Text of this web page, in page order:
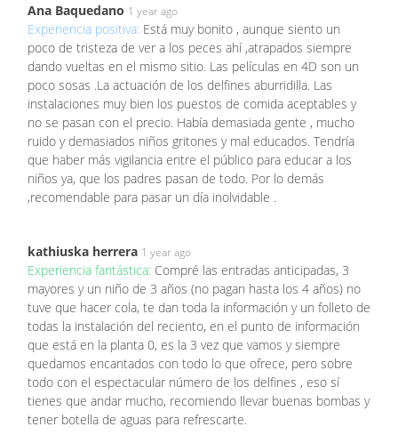
Ana Baquedano 1 year ago
Experiencia positiva: Está muy bonito , aunque siento un
poco de tristeza de ver a los peces ahí ,atrapados siempre
dando vueltas en el mismo sitio. Las películas en 4D son un
poco sosas .La actuación de los delfines aburridilla. Las
instalaciones muy bien los puestos de comida aceptables y
no se pasan con el precio. Había demasiada gente , mucho
ruido y demasiados niños gritones y mal educados. Tendría
que haber más vigilancia entre el público para educar a los
niños ya, que los padres pasan de todo. Por lo demás
,recomendable para pasar un día inolvidable .
kathiuska herrera 1 year ago
Experiencia fantástica: Compré las entradas anticipadas, 3
mayores y un niño de 3 años (no pagan hasta los 4 años) no
tuve que hacer cola, te dan toda la información y un folleto de
todas la instalación del reciento, en el punto de información
que está en la planta 0, es la 3 vez que vamos y siempre
quedamos encantados con todo lo que ofrece, pero sobre
todo con el espectacular número de los delfines , eso sí
tienes que andar mucho, recomiendo llevar buenas bombas y
tener botella de aguas para refrescarte.